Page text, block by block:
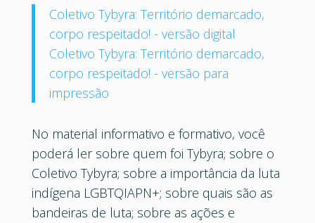
Coletivo Tybyra: Território demarcado,
corpo respeitado! - versão digital
Coletivo Tybyra: Território demarcado,
corpo respeitado! - versão para
impressão
No material informativo e formativo, você
poderá ler sobre quem foi Tybyra; sobre o
Coletivo Tybyra; sobre a importância da luta
indígena LGBTQIAPN+; sobre quais são as
bandeiras de luta; sobre as ações e